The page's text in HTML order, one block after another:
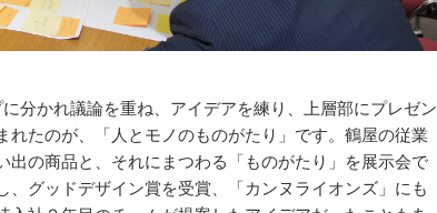
分かれ議論を重ね、アイデアを練り、上層部にプレゼン
れたのが、「人とモノのものがたり」です。鶴屋の従業
出の商品と、それにまつわる「ものがたり」を展示会で
グッドデザイン賞を受賞、「カンヌライオンズ」にも